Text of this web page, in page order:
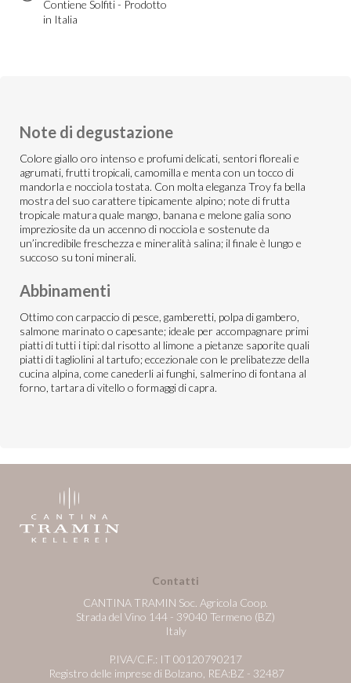
Contiene Solfiti - Prodotto
in Italia
Note di degustazione
Colore giallo oro intenso e profumi delicati, sentori floreali e
agrumati, frutti tropicali, camomilla e menta con un tocco di
mandorla e nocciola tostata. Con molta eleganza Troy fa bella
mostra del suo carattere tipicamente alpino; note di frutta
tropicale matura quale mango, banana e melone galia sono
impreziosite da un accenno di nocciola e sostenute da
un’incredibile freschezza e mineralità salina; il finale è lungo e
succoso su toni minerali.
Abbinamenti
Ottimo con carpaccio di pesce, gamberetti, polpa di gambero,
salmone marinato o capesante; ideale per accompagnare primi
piatti di tutti i tipi: dal risotto al limone a pietanze saporite quali
piatti di tagliolini al tartufo; eccezionale con le prelibatezze della
cucina alpina, come canederli ai funghi, salmerino di fontana al
forno, tartara di vitello o formaggi di capra.
Contatti
CANTINA TRAMIN Soc. Agricola Coop.
Strada del Vino 144 - 39040 Termeno (BZ)
Italy
P.IVA/C.F.: IT 00120790217
Registro delle imprese di Bolzano, REA:BZ - 32487